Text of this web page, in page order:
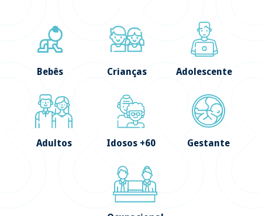
Bebês Crianças Adolescente
Adultos Idosos +60 Gestante